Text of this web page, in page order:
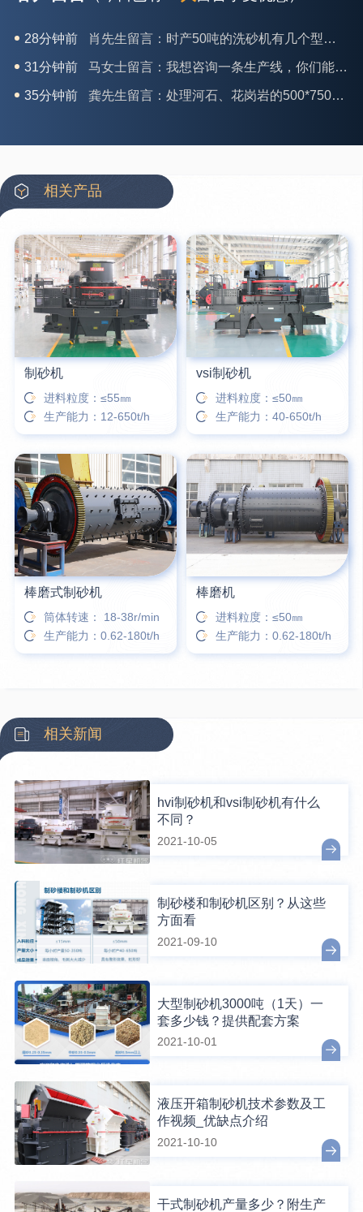
马女士留言：我想咨询一条生产线，你们能做吗？
龚先生留言：处理河石、花岗岩的500*750颚破机什么价位？
翟先生留言：石头碎沙设备和洗砂设备有吗？
6分钟前 姚女士留言：这款破碎机一小时产能多大？是用电的还是燃油的？
16分钟前 柳先生留言：洗石英砂全套设备有哪些？
26分钟前 杨先生留言：建筑垃圾破碎机可以铁器分类吗？
相关产品
制砂机
进料粒度：≤55㎜
生产能力：12-650t/h
vsi制砂机
进料粒度：≤50㎜
生产能力：40-650t/h
棒磨式制砂机
筒体转速： 18-38r/min
生产能力：0.62-180t/h
棒磨机
进料粒度：≤50㎜
生产能力：0.62-180t/h
相关新闻
hvi制砂机和vsi制砂机有什么
不同？
2021-10-05
制砂楼和制砂机区别？从这些
方面看
2021-09-10
大型制砂机3000吨（1天）一
套多少钱？提供配套方案
2021-10-01
液压开箱制砂机技术参数及工
作视频_优缺点介绍
2021-10-10
干式制砂机产量多少？附生产